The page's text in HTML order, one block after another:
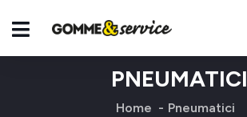
PNEUMATICI
Home Pneumatici